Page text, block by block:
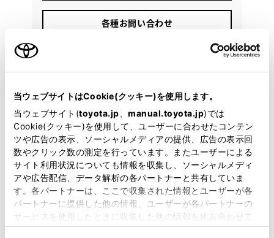
当ウェブサイトはCookie(クッキー)を使用します。
当ウェブサイト(toyota.jp manual.toyota.jp)では
Cookie(クッキー)を使用して、ユーザーに合わせたコンテン
ツや広告の表示、ソーシャルメディアの提供、広告の表示回
数やクリック数の測定を行っています。またユーザーによる
サイト利用状況についても情報を収集し、ソーシャルメディ
アや広告配信、データ解析の各パートナーと共有していま
す。各パートナーは、ここで収集された情報とユーザーが各
パートナーに提供した他の情報、ユーザーが各パートナーの
サービスを使用したときに収集した他の情報を組み合わせて
使用することがあります。当ウェブサイトの使用を続行する
各種お問い合わせ